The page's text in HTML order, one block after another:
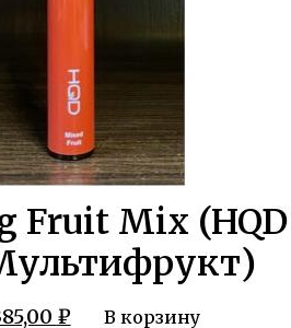
Fruit Mix (HQD
₽Текущая
В корзину